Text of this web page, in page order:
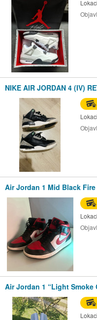
NIKE AIR JORDAN 4 (IV)
Air Jordan 1 Mid Black Fire
Air Jordan 1 “Light Smoke